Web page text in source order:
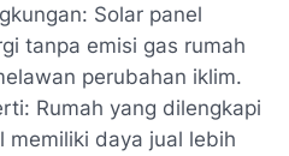
Solar panel
tanpa emisi gas rumah
perubahan iklim.
Rumah yang dilengkapi
memiliki daya jual lebih